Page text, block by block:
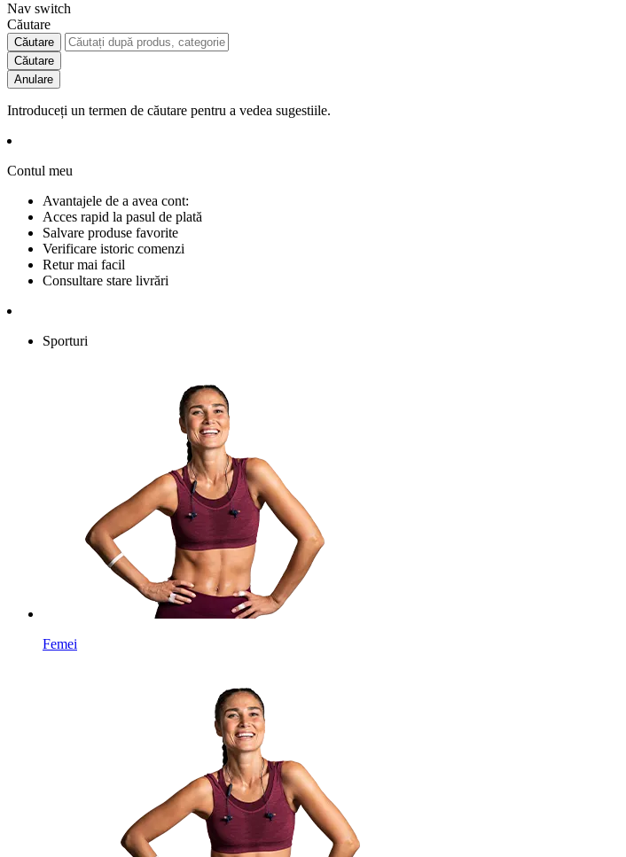
Nav switch
Căutare
Căutare
Căutare
Anulare
Introduceți un termen de căutare pentru a vedea sugestiile.
Contul meu
Avantajele de a avea cont:
Acces rapid la pasul de plată
Salvare produse favorite
Verificare istoric comenzi
Retur mai facil
Consultare stare livrări
Sporturi
Femei